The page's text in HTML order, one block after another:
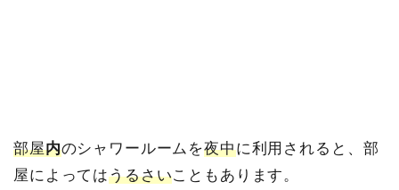
部屋内のシャワールームを夜中に利用されると、部
屋によってはうるさいこともあります。